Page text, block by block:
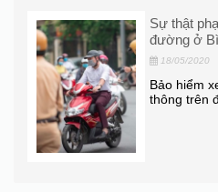
Sự thật
đường ở
18/05/2020
Bảo hiểm
thông trên